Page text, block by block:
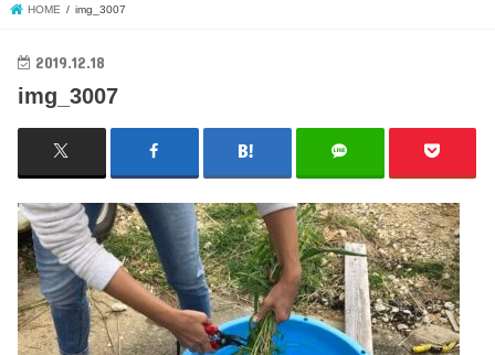
HOME img_3007
2019.12.18
img_3007